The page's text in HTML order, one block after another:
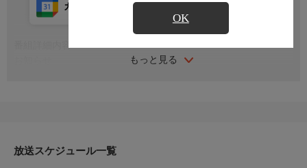
OK
もっと見る
カレンダー登録 アプリ視聴
＊ライブ放送につき、番組および商品内容に変更が生じる場合も
放送スケジュール一覧